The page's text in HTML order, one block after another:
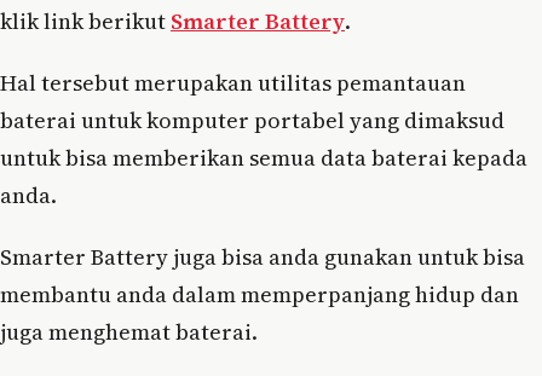
klik link berikut Smarter Battery.
Hal tersebut merupakan utilitas pemantauan
baterai untuk komputer portabel yang dimaksud
untuk bisa memberikan semua data baterai kepada
anda.
Smarter Battery juga bisa anda gunakan untuk bisa
membantu anda dalam memperpanjang hidup dan
juga menghemat baterai.